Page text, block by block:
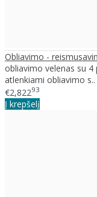
Obliavimo -
obliavimo velenas su 4
atlenkiami obliavimo s..
€2,82293
Į krepšelį